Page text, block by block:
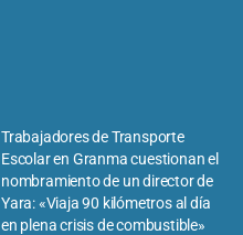
Trabajadores de Transporte
Escolar en Granma cuestionan el
nombramiento de un director de
Yara: «Viaja 90 kilómetros al día
en plena crisis de combustible»